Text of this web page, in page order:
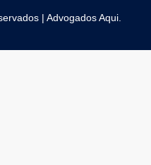
| Advogados Aqui.